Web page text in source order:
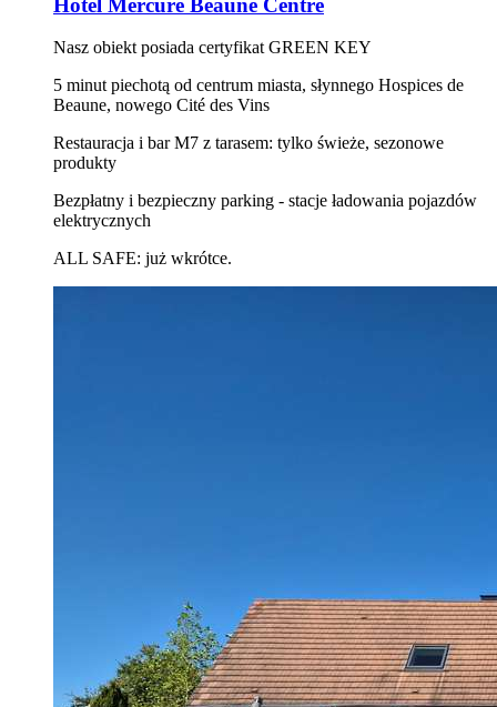
Nasz obiekt posiada certyfikat GREEN KEY
5 minut piechotą od centrum miasta, słynnego Hospices de
Beaune, nowego Cité des Vins
Restauracja i bar M7 z tarasem: tylko świeże, sezonowe
produkty
Bezpłatny i bezpieczny parking - stacje ładowania pojazdów
elektrycznych
ALL SAFE: już wkrótce.